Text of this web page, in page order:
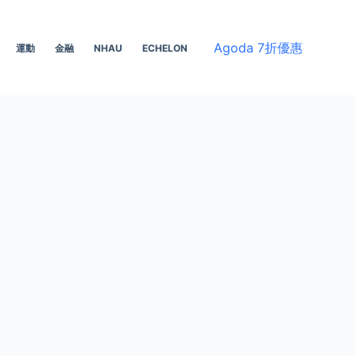
運動 金融 NHAU ECHELON Agoda 7折優惠